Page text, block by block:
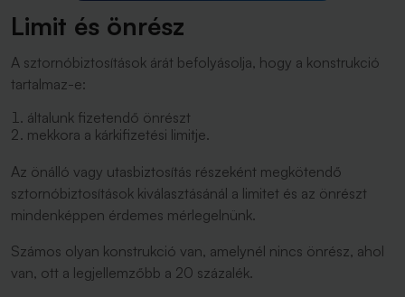
Limit és önrész
A sztornóbiztosítások árát befolyásolja, hogy a konstrukció
tartalmaz-e:
általunk fizetendő önrészt
mekkora a kárkifizetési limitje.
Az önálló vagy utasbiztosítás részeként megkötendő
sztornóbiztosítások kiválasztásánál a limitet és az önrészt
mindenképpen érdemes mérlegelnünk.
Számos olyan konstrukció van, amelynél nincs önrész, ahol
van, ott a legjellemzőbb a 20 százalék.